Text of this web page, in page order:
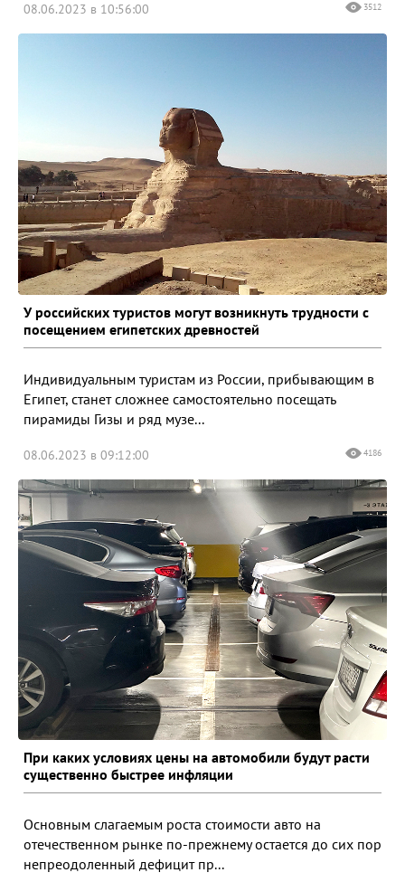
08.06.2023 в 10:56:00 3512
У российских туристов могут возникнуть трудности с
посещением египетских древностей
Индивидуальным туристам из России, прибывающим в
Египет, станет сложнее самостоятельно посещать
пирамиды Гизы и ряд музе...
08.06.2023 в 09:12:00 4186
При каких условиях цены на автомобили будут расти
существенно быстрее инфляции
Основным слагаемым роста стоимости авто на
отечественном рынке по-прежнему остается до сих пор
непреодоленный дефицит пр...